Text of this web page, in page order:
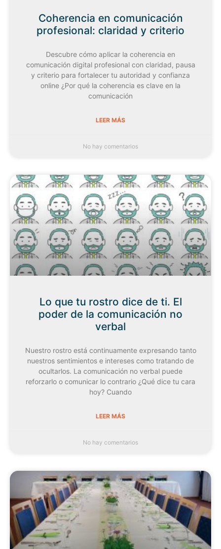
Coherencia en comunicación
profesional: claridad y criterio
Descubre cómo aplicar la coherencia en
comunicación digital profesional con claridad, pausa
y criterio para fortalecer tu autoridad y confianza
online ¿Por qué la coherencia es clave en la
comunicación
LEER MÁS
No hay comentarios
Lo que tu rostro dice de ti. El
poder de la comunicación no
verbal
Nuestro rostro está continuamente expresando tanto
nuestros sentimientos e intereses como tratando de
ocultarlos. La comunicación no verbal puede
reforzarlo o comunicar lo contrario ¿Qué dice tu cara
hoy? Cuando
LEER MÁS
No hay comentarios